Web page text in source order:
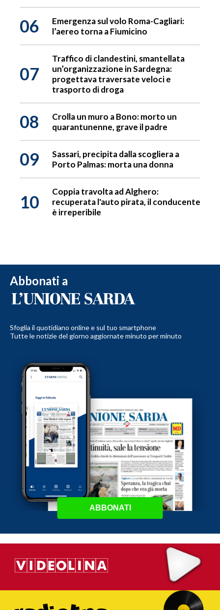
06
Emergenza sul volo Roma-Cagliari:
l’aereo torna a Fiumicino
07
Traffico di clandestini, smantellata
un’organizzazione in Sardegna:
progettava traversate veloci e
trasporto di droga
08
Crolla un muro a Bono: morto un
quarantunenne, grave il padre
09
Sassari, precipita dalla scogliera a
Porto Palmas: morta una donna
10
Coppia travolta ad Alghero:
recuperata l'auto pirata, il conducente
è irreperibile
Abbonati a
Sfoglia il quotidiano online e sul tuo smartphone
Tutte le notizie del giorno aggiornate minuto per minuto
ABBONATI